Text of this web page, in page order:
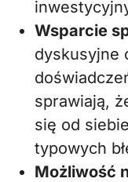
Wsparcie
dyskusyjne
sprawiają,
się od
typowych
Możliwość